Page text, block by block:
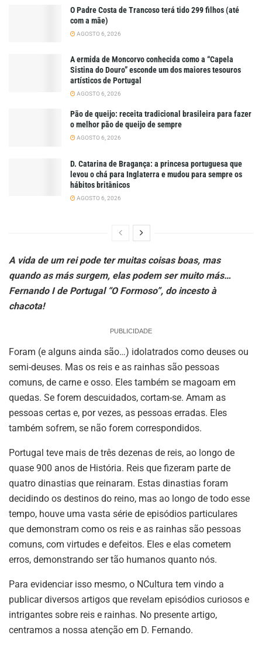
O Padre Costa de Trancoso terá tido 299 filhos (até
com a mãe)
AGOSTO 6, 2026
A ermida de Moncorvo conhecida como a “Capela
Sistina do Douro” esconde um dos maiores tesouros
artísticos de Portugal
AGOSTO 6, 2026
Pão de queijo: receita tradicional brasileira para fazer
o melhor pão de queijo de sempre
AGOSTO 6, 2026
D. Catarina de Bragança: a princesa portuguesa que
levou o chá para Inglaterra e mudou para sempre os
hábitos britânicos
AGOSTO 6, 2026
A vida de um rei pode ter muitas coisas boas, mas
quando as más surgem, elas podem ser muito más…
Fernando I de Portugal “O Formoso”, do incesto à
chacota!
PUBLICIDADE
Foram (e alguns ainda são…) idolatrados como deuses ou
semi-deuses. Mas os reis e as rainhas são pessoas
comuns, de carne e osso. Eles também se magoam em
quedas. Se forem descuidados, cortam-se. Amam as
pessoas certas e, por vezes, as pessoas erradas. Eles
também sofrem, se não forem correspondidos.
Portugal teve mais de três dezenas de reis, ao longo de
quase 900 anos de História. Reis que fizeram parte de
quatro dinastias que reinaram. Estas dinastias foram
decidindo os destinos do reino, mas ao longo de todo esse
tempo, houve uma vasta série de episódios particulares
que demonstram como os reis e as rainhas são pessoas
comuns, com virtudes e defeitos. Eles e elas cometem
erros, demonstrando ser tão humanos quanto nós.
Para evidenciar isso mesmo, o NCultura tem vindo a
publicar diversos artigos que revelam episódios curiosos e
intrigantes sobre reis e rainhas. No presente artigo,
centramos a nossa atenção em D. Fernando.